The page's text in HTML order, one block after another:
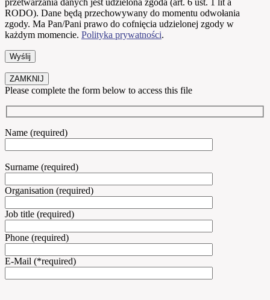
przetwarzania danych jest udzielona zgoda (art. 6 ust. 1 lit a
RODO). Dane będą przechowywany do momentu odwołania
zgody. Ma Pan/Pani prawo do cofnięcia udzielonej zgody w
każdym momencie. Polityka prywatności.
ZAMKNIJ
Please complete the form below to access this file
Name (required)
Surname (required)
Organisation (required)
Job title (required)
Phone (required)
E-Mail (*required)